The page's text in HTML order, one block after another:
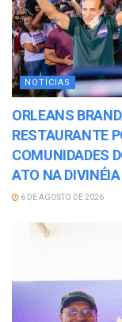
NOTÍCIAS
ORLEANS
RESTAURANTE
COMUNIDADES
ATO NA DIVINÉIA
6 DE AGOSTO DE 2026